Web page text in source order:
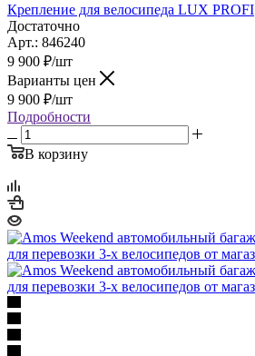
Крепление для велосипеда LUX PROFI
Достаточно
Арт.: 846240
9 900 ₽/шт
Варианты цен
9 900 ₽/шт
Подробности
В корзину